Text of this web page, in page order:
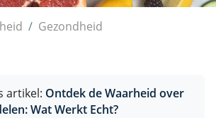
Gezondheid
artikel: Ontdek de Waarheid over
Wat Werkt Echt?